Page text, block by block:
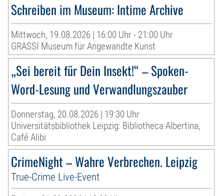
Schreiben im Museum: Intime Archive
Mittwoch, 19.08.2026 | 16:00 Uhr - 21:00 Uhr
GRASSI Museum für Angewandte Kunst
„Sei bereit für Dein Insekt!“ – Spoken-
Word-Lesung und Verwandlungszauber
Donnerstag, 20.08.2026 | 19:30 Uhr
Universitätsbibliothek Leipzig: Bibliotheca Albertina,
Café Alibi
CrimeNight – Wahre Verbrechen. Leipzig
True-Crime Live-Event